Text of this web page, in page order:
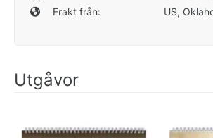
Frakt från:
US,
Utgåvor